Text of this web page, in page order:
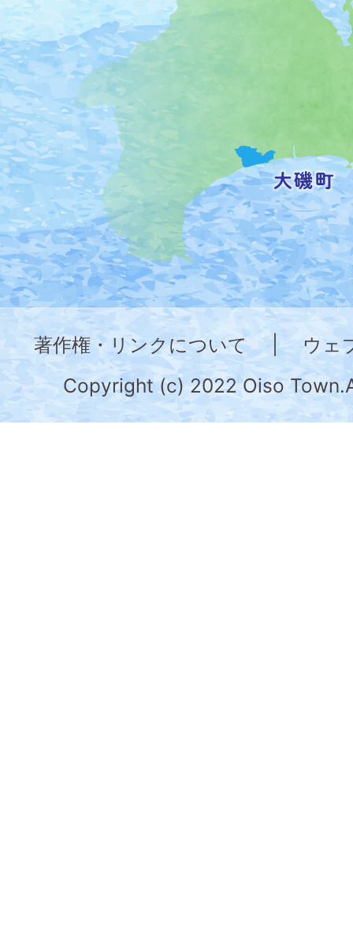
町
の
位
置
を
記
し
た
地
図。
神
奈
川
県
の
著作権・リンクについて
ウェ
Copyright (c) 2022 Oiso